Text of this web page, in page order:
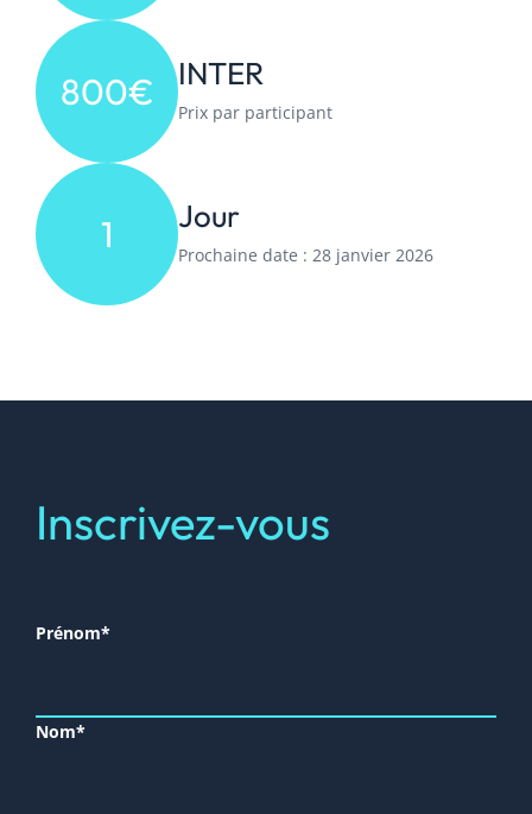
800€ INTER
Prix par participant
1 Jour
Prochaine date : 28 janvier 2026
Inscrivez-vous
Prénom*
Nom*